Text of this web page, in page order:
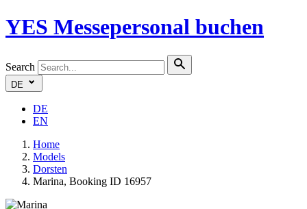
YES Messepersonal buchen
Search
DE
DE
EN
Home
Models
Dorsten
Marina, Booking ID 16957